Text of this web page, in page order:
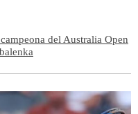
del Australia Open